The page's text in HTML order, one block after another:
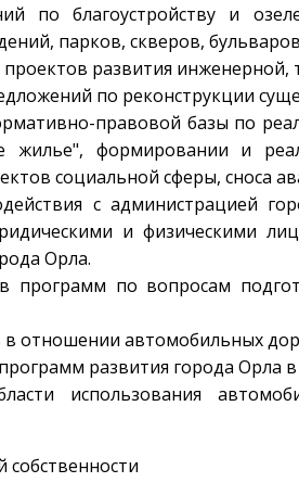
по благоустройству и
парков, скверов,
развития инженерной,
по реконструкции
правовой базы по
жилье", формировании и
социальной сферы, сноса
с администрацией
и физическими
Орла.
программ по вопросам
отношении автомобильных
развития города Орла
использования